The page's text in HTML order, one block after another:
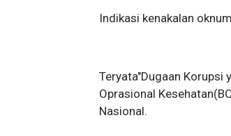
Indikasi kenakalan
Teryata"Dugaan Korupsi
Oprasional
Nasional.